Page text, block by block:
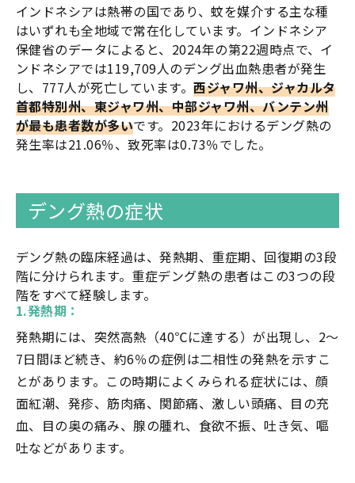
インドネシアは熱帯の国であり、蚊を媒介する主な種
はいずれも全地域で常在化しています。インドネシア
保健省のデータによると、2024年の第22週時点で、イ
ンドネシアでは119,709人のデング出血熱患者が発生
し、777人が死亡しています。西ジャワ州、ジャカルタ
首都特別州、東ジャワ州、中部ジャワ州、バンテン州
が最も患者数が多いです。2023年におけるデング熱の
発生率は21.06％、致死率は0.73％でした。
デング熱の症状
デング熱の臨床経過は、発熱期、重症期、回復期の3段
階に分けられます。重症デング熱の患者はこの3つの段
階をすべて経験します。
1.発熱期：
発熱期には、突然高熱（40℃に達する）が出現し、2～
7日間ほど続き、約6％の症例は二相性の発熱を示すこ
とがあります。この時期によくみられる症状には、顔
面紅潮、発疹、筋肉痛、関節痛、激しい頭痛、目の充
血、目の奥の痛み、腺の腫れ、食欲不振、吐き気、嘔
吐などがあります。